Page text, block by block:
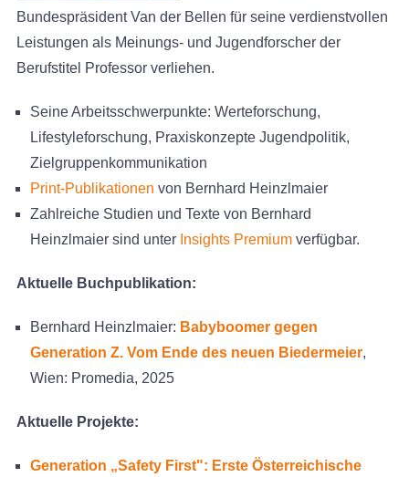
Bundespräsident Van der Bellen für seine verdienstvollen
Leistungen als Meinungs- und Jugendforscher der
Berufstitel Professor verliehen.
Seine Arbeitsschwerpunkte: Werteforschung,
Lifestyleforschung, Praxiskonzepte Jugendpolitik,
Zielgruppenkommunikation
Print-Publikationen von Bernhard Heinzlmaier
Zahlreiche Studien und Texte von Bernhard
Heinzlmaier sind unter Insights Premiumverfügbar.
Aktuelle Buchpublikation:
Bernhard Heinzlmaier: Babyboomer gegen
Generation Z. Vom Ende des neuen Biedermeier,
Wien: Promedia, 2025
Aktuelle Projekte:
Generation „Safety First": Erste Österreichische